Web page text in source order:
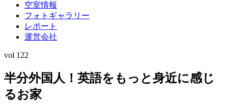
空室情報
フォト ギャラリー
レポート
運営会社
vol 122
半分外国人！英語をもっと身近に感じ
るお家